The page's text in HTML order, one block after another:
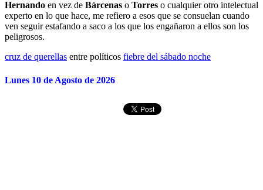
Hernando en vez de Bárcenas o Torres o cualquier otro intelectual
experto en lo que hace, me refiero a esos que se consuelan cuando
ven seguir estafando a saco a los que los engañaron a ellos son los
peligrosos.
cruz de querellas entre políticos fiebre del sábado noche
Lunes 10 de Agosto de 2026